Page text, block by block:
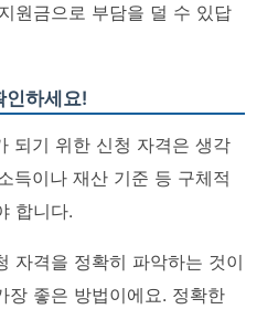
원금으로 부담을 덜 수 있답
인하세요!
되기 위한 신청 자격은 생각
득이나 재산 기준 등 구체적
합니다.
자격을 정확히 파악하는 것이
장 좋은 방법이에요. 정확한